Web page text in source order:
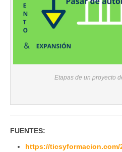
Etapas de un proyecto
FUENTES:
https://ticsyformacion.com/